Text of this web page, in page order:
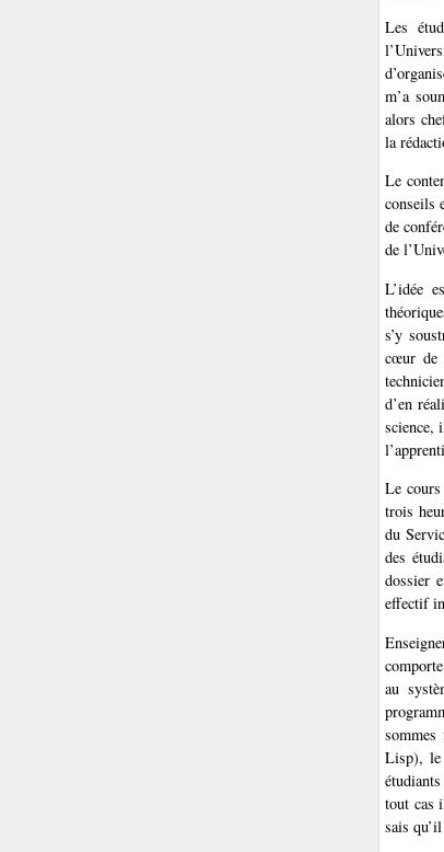
Les
m’a
alors
la
Le
conseils
de
de
L’idée
s’y
cœur de
d’en
science,
Le
trois
du
des
dossier
effectif
au
Lisp), le
tout cas
sais